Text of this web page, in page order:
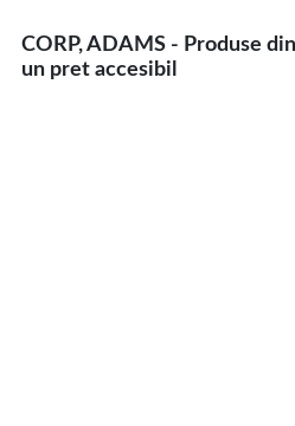
CORP, ADAMS - Produse
un pret accesibil